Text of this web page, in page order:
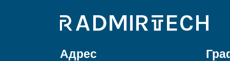
Адрес